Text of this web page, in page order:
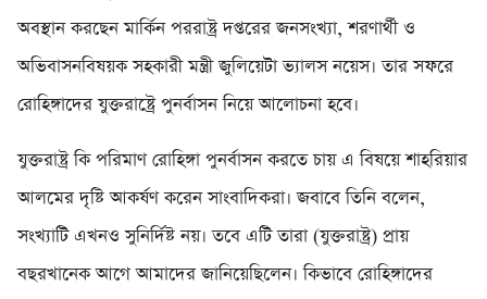
অবস্থান করছেন মার্কিন পররাষ্ট্র দপ্তরের জনসংখ্যা, শরণার্থী ও
অভিবাসনবিষয়ক সহকারী মন্ত্রী জুলিয়েটা ভ্যালস নয়েস। তার সফরে
রোহিঙ্গাদের যুক্তরাষ্ট্রে পুনর্বাসন নিয়ে আলোচনা হবে।
যুক্তরাষ্ট্র কি প‌রিমাণ রো‌হিঙ্গা পুনর্বাসন কর‌তে চায় এ বিষয়ে শাহরিয়ার
আলমের দৃষ্টি আকর্ষণ করেন সাংবাদিকরা। জবাবে তিনি বলেন,
সংখ্যাটি এখনও সুনির্দিষ্ট নয়। তবে এটি তারা (যুক্তরাষ্ট্র) প্রায়
বছরখানেক আগে আমাদের জানিয়েছিলেন। কিভাবে রোহিঙ্গাদের